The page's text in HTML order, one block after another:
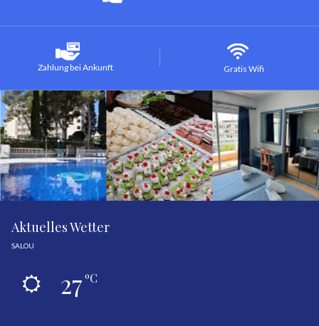
Zahlung bei Ankunft Gratis Wifi
Aktuelles Wetter
SALOU
27ºC